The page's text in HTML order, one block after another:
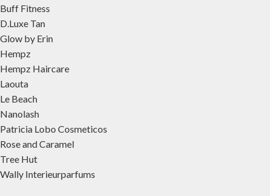
Buff Fitness
D.Luxe Tan
Glow by Erin
Hempz
Hempz Haircare
Laouta
Le Beach
Nanolash
Patricia Lobo Cosmeticos
Rose and Caramel
Tree Hut
Wally Interieurparfums